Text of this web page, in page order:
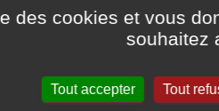
de suivi via courriel. Vous
des cookies et vous
souhaitez
Tout accepter Tout